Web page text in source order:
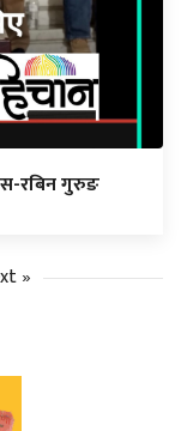
रबिन गुरुङ
»